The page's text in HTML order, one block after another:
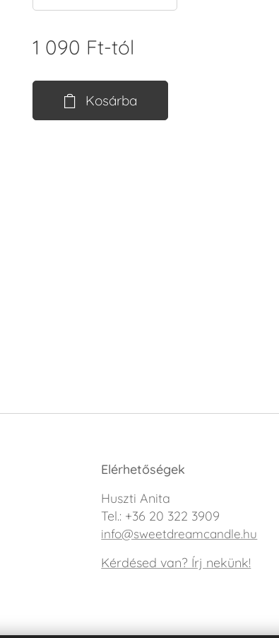
1 090 Ft-tól
Kosárba
Elérhetőségek
Huszti Anita
Tel.: +36 20 322 3909
info@sweetdreamcandle.hu
Kérdésed van? Írj nekünk!